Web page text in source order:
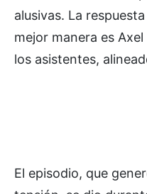
alusivas. La
mejor manera es
los asistentes,
El episodio, que